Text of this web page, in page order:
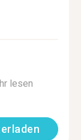
lesen